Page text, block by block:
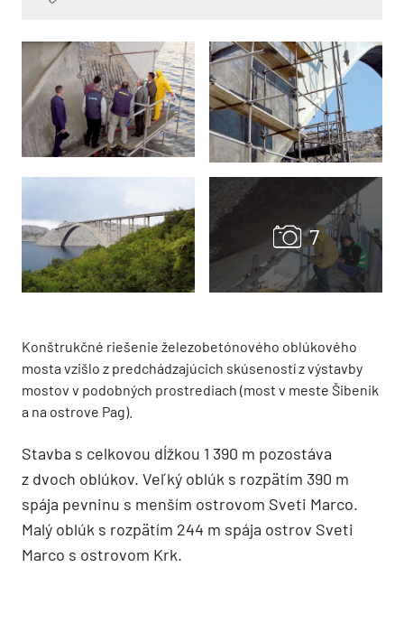
Konštrukčné riešenie železobetónového oblúkového
mosta vzišlo z predchádzajúcich skúseností z výstavby
mostov v podobných prostrediach (most v meste Šibenik
a na ostrove Pag).
Stavba s celkovou dĺžkou 1 390 m pozostáva
z dvoch oblúkov. Veľký oblúk s rozpätím 390 m
spája pevninu s menším ostrovom Sveti Marco.
Malý oblúk s rozpätím 244 m spája ostrov Sveti
Marco s ostrovom Krk.